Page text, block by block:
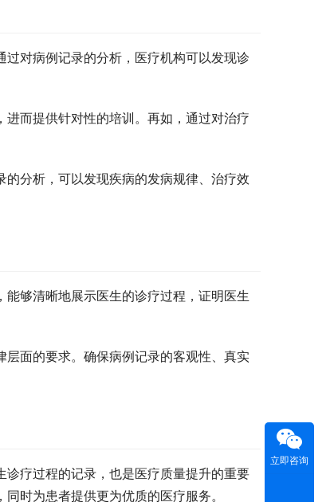
对病例记录的分析，医疗机构可以发现诊
而提供针对性的培训。再如，通过对治疗
分析，可以发现疾病的发病规律、治疗效
够清晰地展示医生的诊疗过程，证明医生
面的要求。确保病例记录的客观性、真实
疗过程的记录，也是医疗质量提升的重要
时为患者提供更为优质的医疗服务。
立即咨询